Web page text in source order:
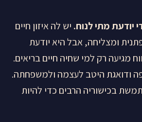
יודעת מתי לנוח. יש לה איזון חיים
ומצליחה, אבל היא יודעת
מגיעה רק למי שחיה חיים בריאים.
ודואגת היטב לעצמה ולמשפחתה.
בכישוריה הרבים כדי להיות